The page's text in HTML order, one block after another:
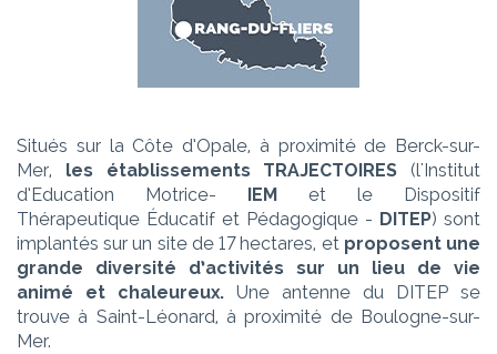
Situés sur la Côte d’Opale, à proximité de Berck-sur-
Mer, les établissements TRAJECTOIRES (l'Institut
d’Education Motrice- IEM et le Dispositif
Thérapeutique Éducatif et Pédagogique - DITEP) sont
implantés sur un site de 17 hectares, et proposent une
grande diversité d’activités sur un lieu de vie
animé et chaleureux. Une antenne du DITEP se
trouve à Saint-Léonard, à proximité de Boulogne-sur-
Mer.